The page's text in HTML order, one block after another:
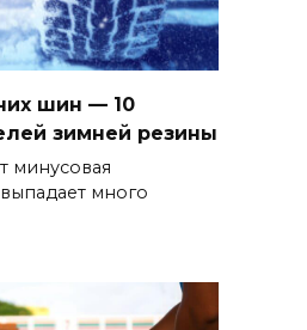
шин — 10
зимней резины
минусовая
много